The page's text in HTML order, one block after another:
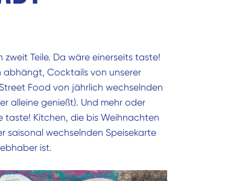
zweit Teile. Da wäre einerseits taste!
Cocktails von unserer
Food von jährlich wechselnden
alleine genießt). Und mehr oder
taste! Kitchen, die bis Weihnachten
saisonal wechselnden Speisekarte
ist.